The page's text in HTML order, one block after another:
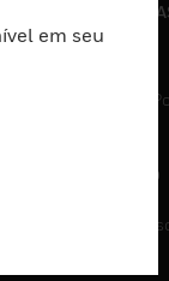
Pesquisa
CONTATO
Fale
em seu